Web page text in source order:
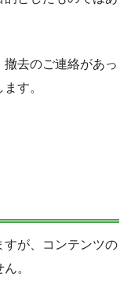
去のご連絡があっ
す。
すが、コンテンツの
。